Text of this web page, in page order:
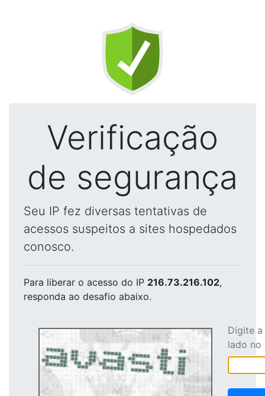
Verificação
de segurança
Seu IP fez diversas tentativas de
acessos suspeitos a sites hospedados
conosco.
Para liberar o acesso do IP 216.73.216.102,
responda ao desafio abaixo.
Digite
lado no